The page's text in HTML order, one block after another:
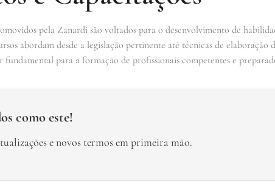
pela Zanardi são voltados para o desenvolvimento de
abordam desde a legislação pertinente até técnicas de elaboração
fundamental para a formação de profissionais competentes e
como este!
e novos termos em primeira mão.